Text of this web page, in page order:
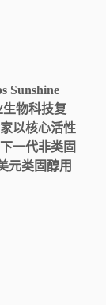
Sunshine
生物科技复
以核心活性
一代非类固
元类固醇用